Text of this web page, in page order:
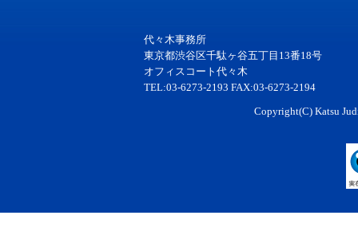
代々木事務所
東京都渋谷区千駄ヶ谷五丁目13番18号
オフィスコート代々木
TEL:03-6273-2193 FAX:03-6273-2194
Copyright(C) Katsu